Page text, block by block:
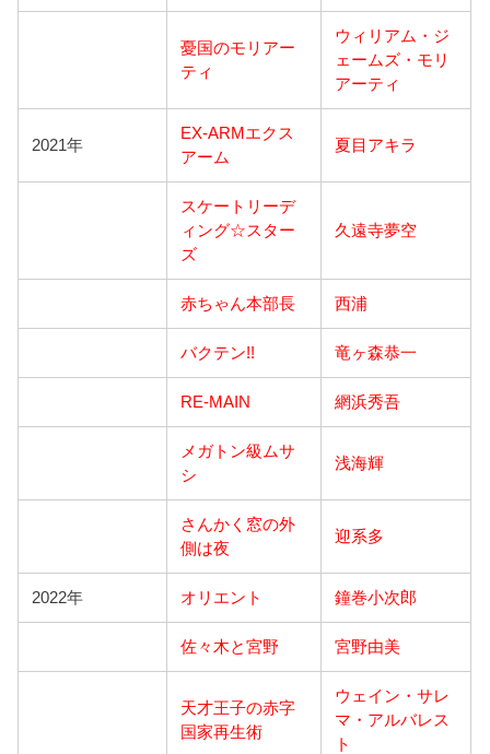
憂国のモリアー
ティ
ウィリアム・ジ
ェームズ・モリ
アーティ
2021年
EX-ARMエクス
アーム
夏目アキラ
スケートリーデ
ィング☆スター
ズ
久遠寺夢空
赤ちゃん本部長 西浦
バクテン!! 竜ヶ森恭一
RE-MAIN 網浜秀吾
メガトン級ムサ
シ
浅海輝
さんかく窓の外
側は夜
迎系多
2022年 オリエント 鐘巻小次郎
佐々木と宮野 宮野由美
天才王子の赤字
国家再生術
ウェイン・サレ
マ・アルバレス
ト